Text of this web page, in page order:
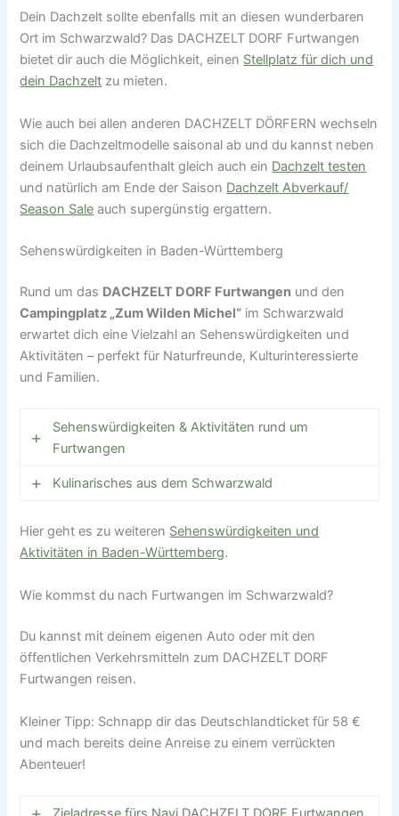
Dein Dachzelt sollte ebenfalls mit an diesen wunderbaren
Ort im Schwarzwald? Das DACHZELT DORF Furtwangen
bietet dir auch die Möglichkeit, einen Stellplatz für dich und
dein Dachzelt zu mieten.
Wie auch bei allen anderen DACHZELT DÖRFERN wechseln
sich die Dachzeltmodelle saisonal ab und du kannst neben
deinem Urlaubsaufenthalt gleich auch ein Dachzelt testen
und natürlich am Ende der Saison Dachzelt Abverkauf/
Season Sale auch supergünstig ergattern.
Sehenswürdigkeiten in Baden-Württemberg
Rund um das DACHZELT DORF Furtwangen und den
Campingplatz „Zum Wilden Michel“ im Schwarzwald
erwartet dich eine Vielzahl an Sehenswürdigkeiten und
Aktivitäten – perfekt für Naturfreunde, Kulturinteressierte
und Familien.
Sehenswürdigkeiten & Aktivitäten rund um
Furtwangen
den Schwarzwald bis zu den Alpen. ​
Kolmenhofs entspringt hier die Donau – ein
Hexenlochmühle: Eine historische Mühle in
idyllischer Lage, die zum Verweilen einlädt. ​
Wasserfälle Deutschlands sind ein
beeindruckendes Naturschauspiel.
Zweribach-Wasserfälle
Umgebung.
Kulinarisches aus dem Schwarzwald
Wer kennt sie nicht, die herzhaften Klassiker
Schwarzwälder Schinken, Schäufele, Brägele
Bauernkäse, frischen Quark mit Kräutern stehen auf
dann lockt der Schwarzwald mit Schwarzwälder
Kirschtorte, Kirschenmichel, Linzertorte oder
Hefezopf.
Als kleines Mitbringsel aus dem Schwarzwald-
Urlaub eignet sich hausgemachte Marmeladen (z. B.
Waldbeeren, Holunder), Honig aus Schwarzwälder
Räucherforelle aus klaren Schwarzwaldbächen.
Hier geht es zu weiteren Sehenswürdigkeiten und
Aktivitäten in Baden-Württemberg.
Wie kommst du nach Furtwangen im Schwarzwald?
Du kannst mit deinem eigenen Auto oder mit den
öffentlichen Verkehrsmitteln zum DACHZELT DORF
Furtwangen reisen.
Kleiner Tipp: Schnapp dir das Deutschlandticket für 58 €
und mach bereits deine Anreise zu einem verrückten
Abenteuer!